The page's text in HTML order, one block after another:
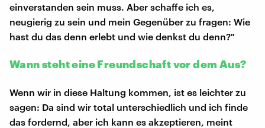
einverstanden sein muss. Aber schaffe ich es,
neugierig zu sein und mein Gegenüber zu fragen: Wie
hast du das denn erlebt und wie denkst du denn?"
Wann steht eine Freundschaft vor dem Aus?
Wenn wir in diese Haltung kommen, ist es leichter zu
sagen: Da sind wir total unterschiedlich und ich finde
das fordernd, aber ich kann es akzeptieren, meint